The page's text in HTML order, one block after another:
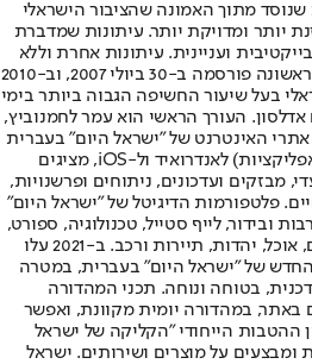
מתוך האמונה שהציבור הישראלי
יותר ומדויקת יותר. עיתונות שמדברת
ועניינית. עיתונות אחרת וללא
תשלום. המהדורה המודפסת הראשונה פורסמה ב-30 ביולי 2007, וב-2010
בעל שיעור החשיפה הגבוה ביותר בימי
אדלסון. העורך הראשי הוא עמר לחמנוביץ,
האינטרנט של "ישראל היום" בעברית
ובאנגלית, כמו כן היישומונים (אפליקציות) לאנדרואיד ול-iOS, מציגים
מבזקים ועדכונים, ניתוחים ופרשנויות,
פלטפורמות הדיגיטל של "ישראל היום"
ובידור, לייף סטייל, טכנולוגיה, ספורט,
כלכלה וצרכנות, בריאות, חיילים, אוכל, יהדות, תיירות ורכב. ב-2021 עלו
החדש של "ישראל היום" בעברית, במטרה
בטוחה ונוחה. תכני המהדורה
באתר, במהדורה יומית מקוונת, ואפשר
ההטבות הייחודי "הקליקה של ישראל
ומבצעים על מוצרים ושירותים. ישראל